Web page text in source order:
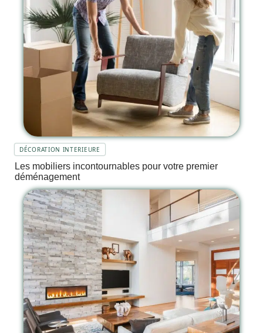
DÉCORATION INTERIEURE
Les mobiliers incontournables pour votre premier
déménagement